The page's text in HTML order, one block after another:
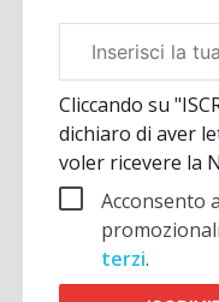
aziendale
Cliccando su
dichiaro di aver
voler ricevere la
Acconsento
terzi.